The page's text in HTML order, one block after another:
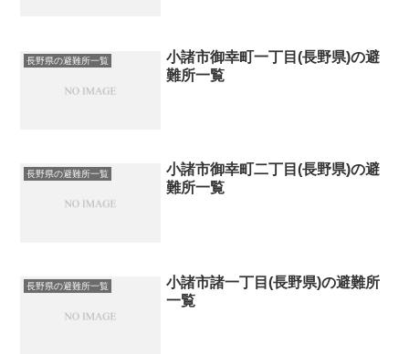
長野県の避難所一覧
小諸市御幸町一丁目(長野県)の避
難所一覧
長野県の避難所一覧
小諸市御幸町二丁目(長野県)の避
難所一覧
長野県の避難所一覧
小諸市諸一丁目(長野県)の避難所
一覧